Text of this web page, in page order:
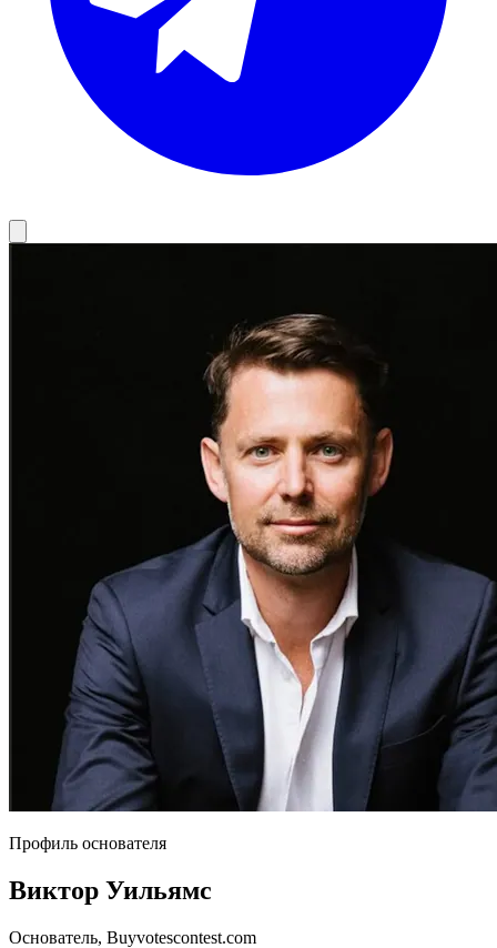
Профиль основателя
Виктор Уильямс
Основатель, Buyvotescontest.com